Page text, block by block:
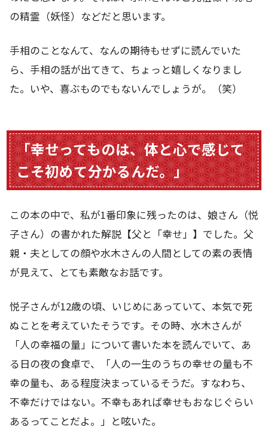
の精霊（妖怪）などだと思います。
手相のことなんて、なんの期待もせずに読んでいた
ら、手相の話が出てきて、ちょっと嬉しくなりまし
た。いや、喜ぶものでもないんでしょうが。（笑）
「幸せってものは、体と心で感じて
こそ初めて分かるんだ。」
この本の中で、私が1番印象に残ったのは、娘さん（悦
子さん）の書かれた解説【父と「幸せ」】でした。父
親・夫としての顔や水木さんの人間としての素の表情
が見えて、とても素敵なお話です。
悦子さんが12歳の頃、いじめにあっていて、本気で死
ぬことを考えていたそうです。その時、水木さんが
「人の幸福の量」について書いた本を読んでいて、あ
る日の夜の食卓で、「人の一生のうちの幸せの量も不
幸の量も、ある程度決まっているそうだ。すなわち、
不幸だけではない。不幸もあれば幸せもおなじぐらい
あるってことだよ。」と呟いた。